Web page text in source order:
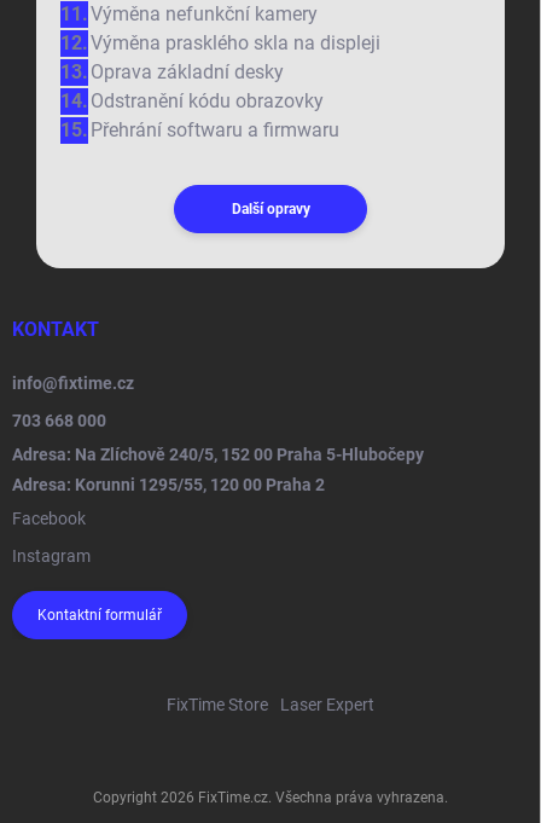
Výměna nefunkční kamery
Výměna prasklého skla na displeji
Oprava základní desky
Odstranění kódu obrazovky
Přehrání softwaru a firmwaru
Další opravy
KONTAKT
info@fixtime.cz
703 668 000
Adresa: Na Zlíchově 240/5, 152 00 Praha 5-Hlubočepy
Adresa: Korunni 1295/55, 120 00 Praha 2
Facebook
Instagram
Kontaktní formulář
FixTime Store Laser Expert
Copyright 2026 FixTime.cz . Všechna práva vyhrazena.